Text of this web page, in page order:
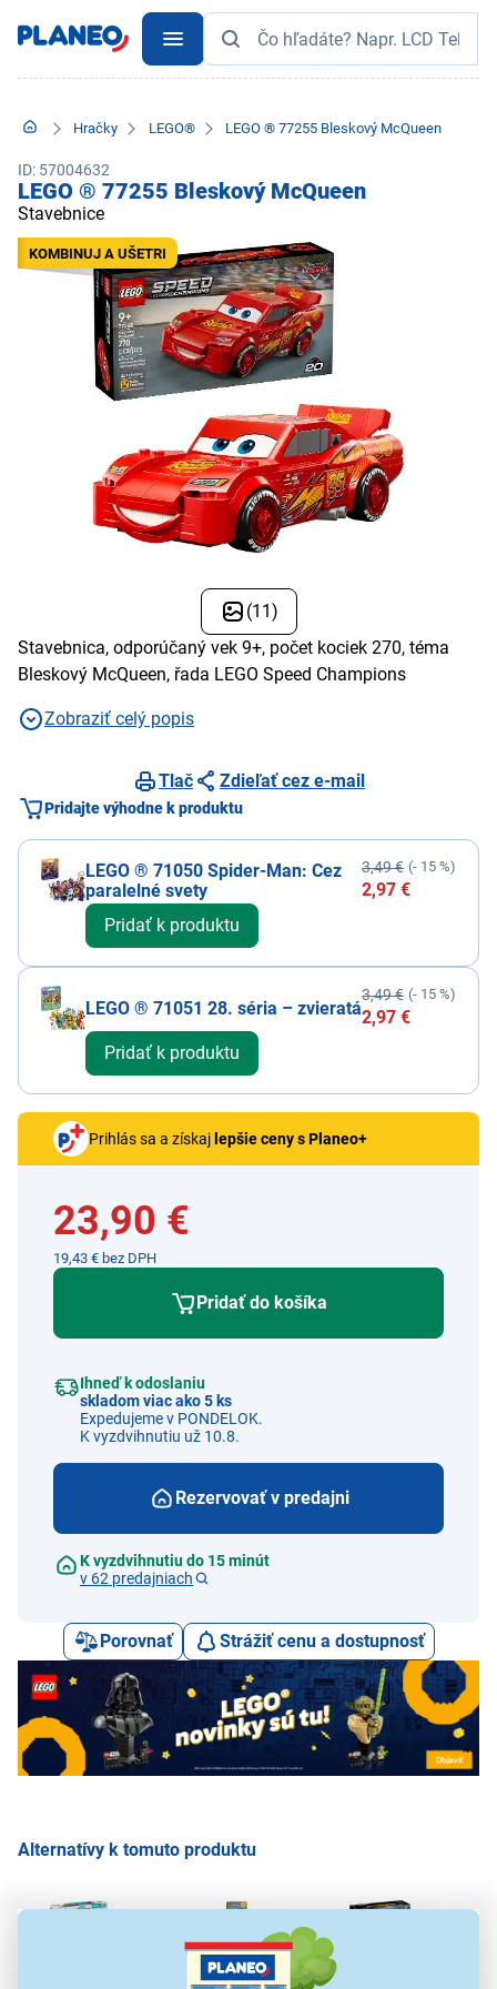
Hračky LEGO® LEGO ® 77255 Bleskový McQueen
ID: 57004632
LEGO ® 77255 Bleskový McQueen
Stavebnice
KOMBINUJ A UŠETRI
(11)
Stavebnica, odporúčaný vek 9+, počet kociek 270, téma
Bleskový McQueen, řada LEGO Speed Champions
Zobraziť celý popis
Tlač Zdieľať cez e-mail
Pridajte výhodne k produktu
LEGO ® 71050 Spider-Man: Cez
paralelné svety
3,49 € (- 15 %)
2,97 €
Pridať k produktu
LEGO ® 71051 28. séria – zvieratá
3,49 € (- 15 %)
2,97 €
Pridať k produktu
Prihlás sa a získaj lepšie ceny s Planeo+
23,90 €
19,43 € bez DPH
Pridať do košíka
Ihneď k odoslaniu
skladom viac ako 5 ks
Expedujeme v PONDELOK.
K vyzdvihnutiu už 10.8.
Rezervovať v predajni
K vyzdvihnutiu do 15 minút
v 62 predajniach
Porovnať Strážiť cenu a dostupnosť
Alternatívy k tomuto produktu